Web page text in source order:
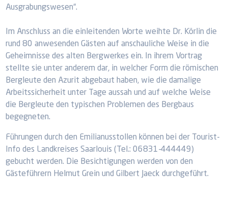
Ausgrabungswesen“.
Im Anschluss an die einleitenden Worte weihte Dr. Körlin die
rund 80 anwesenden Gästen auf anschauliche Weise in die
Geheimnisse des alten Bergwerkes ein. In ihrem Vortrag
stellte sie unter anderem dar, in welcher Form die römischen
Bergleute den Azurit abgebaut haben, wie die damalige
Arbeitssicherheit unter Tage aussah und auf welche Weise
die Bergleute den typischen Problemen des Bergbaus
begegneten.
Führungen durch den Emilianusstollen können bei der Tourist-
Info des Landkreises Saarlouis (Tel.: 06831-444449)
gebucht werden. Die Besichtigungen werden von den
Gästeführern Helmut Grein und Gilbert Jaeck durchgeführt.